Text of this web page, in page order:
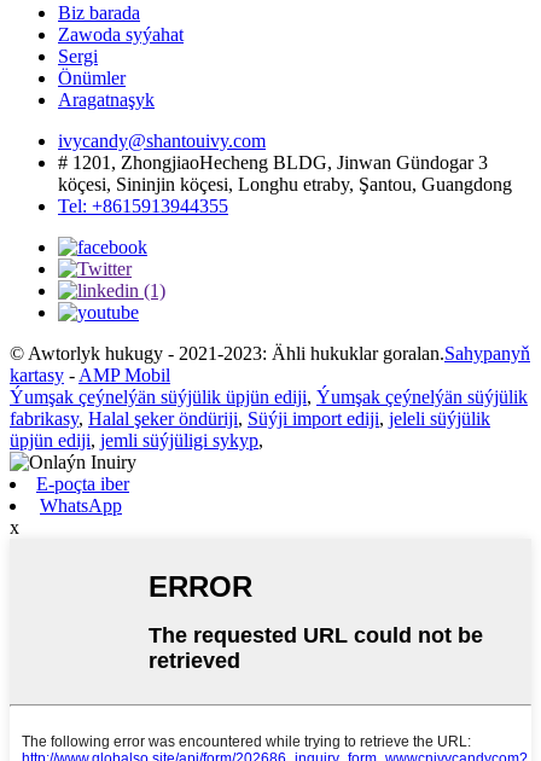
Biz barada
Zawoda syýahat
Sergi
Önümler
Aragatnaşyk
ivycandy@shantouivy.com
# 1201, ZhongjiaoHecheng BLDG, Jinwan Gündogar 3
köçesi, Sininjin köçesi, Longhu etraby, Şantou, Guangdong
Tel: +8615913944355
© Awtorlyk hukugy - 2021-2023: Ähli hukuklar goralan.Sahypanyň
kartasy - AMP Mobil
Ýumşak çeýnelýän süýjülik üpjün ediji, Ýumşak çeýnelýän süýjülik
fabrikasy, Halal şeker öndüriji, Süýji import ediji, jeleli süýjülik
üpjün ediji, jemli süýjüligi sykyp,
E-poçta iber
WhatsApp
x